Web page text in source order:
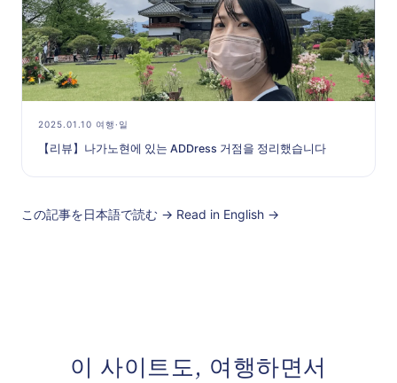
2025.01.10 여행·일
【리뷰】나가노현에 있는 ADDress 거점을 정리했습니다
この記事を日本語で読む → Read in English →
이 사이트도, 여행하면서